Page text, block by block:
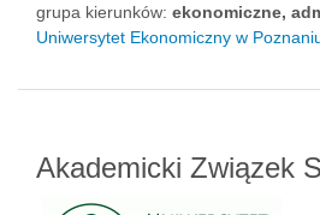
grupa kierunków: ekonomiczne,
Uniwersytet Ekonomiczny w
Akademicki Związek